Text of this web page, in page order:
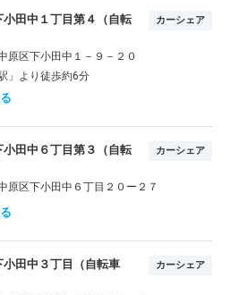
小田中１丁目第４（自転
カーシェア
原区下小田中１－９－２０
」より徒歩約6分
小田中６丁目第３（自転
カーシェア
原区下小田中６丁目２０ー２７
小田中３丁目（自転車
カーシェア